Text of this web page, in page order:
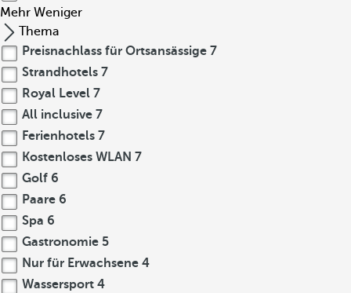
Mehr Weniger
Thema
Preisnachlass für Ortsansässige 7
Strandhotels 7
Royal Level 7
All inclusive 7
Ferienhotels 7
Kostenloses WLAN 7
Golf 6
Paare 6
Spa 6
Gastronomie 5
Nur für Erwachsene 4
Wassersport 4